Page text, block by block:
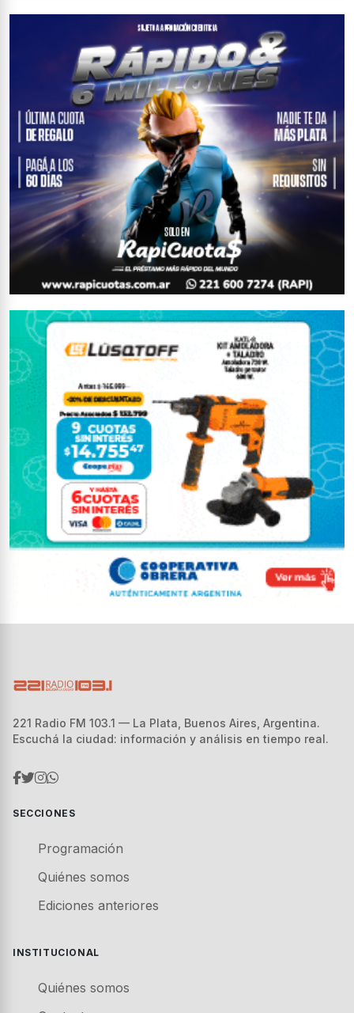
221 Radio FM 103.1 — La Plata, Buenos Aires, Argentina.
Escuchá la ciudad: información y análisis en tiempo real.
SECCIONES
Programación
Quiénes somos
Ediciones anteriores
INSTITUCIONAL
Quiénes somos